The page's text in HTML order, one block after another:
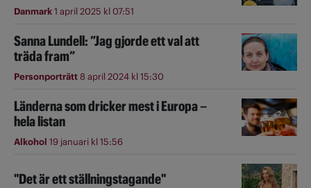
Danmark1 april 2025 kl 07:51
Sanna Lundell: ”Jag gjorde ett val att
träda fram”
Personporträtt8 april 2024 kl 15:30
Länderna som dricker mest i Europa –
hela listan
Alkohol 19 januari kl 15:56
"Det är ett ställningstagande"